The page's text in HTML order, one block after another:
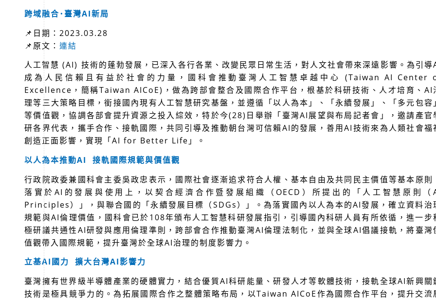
跨域融合･臺灣AI新局
📌日期：2023.03.28
📌原文： 連結
人工智慧 (AI) 技術的蓬勃發展，已深入各行各業、改變民眾日常生活，對人文社會帶來深遠影響。為引導
成為人民信賴且有益於社會的力量，國科會推動臺灣人工智慧卓越中心
(Taiwan AI Center
Excellence ，簡稱Taiwan AICoE) ，做為跨部會整合及國際合作平台，根基於科研技術、人才培育、 AI
理等三大策略目標，銜接國內現有人工智慧研究基盤，並遵循「以人為本」、「永續發展」、「多元包容
等價值觀，協調各部會提升資源之投入綜效，特於今(28) 日舉辦「臺灣AI展望與布局記者會」，邀請產官
研各界代表，攜手合作、接軌國際，共同引導及推動朝台灣可信賴AI的發展，善用AI技術來為人類社會福
創造正面影響，實現「AI for Better Life 」。
以人為本推動AI 接軌國際規範與價值觀
行政院政委兼國科會主委吳政忠表示，國際社會逐漸追求符合人權、基本自由及共同民主價值等基本原則
落實於AI 的發展與使用上，以契合經濟合作暨發展組織（ OECD ）所提出的「人工智慧原則（
Principles）」，與聯合國的「永續發展目標（SDGs）」。為落實國內以人為本的AI發展，確立資料治
規範與AI倫理價值，國科會已於108年頒布人工智慧科研發展指引，引導國內科研人員有所依循，進一步
極研議共通性AI研發與應用倫理準則，跨部會合作推動臺灣AI倫理法制化，並與全球AI倡議接軌，將臺灣
值觀帶入國際規範，提升臺灣於全球AI治理的制度影響力。
立基AI國力 擴大台灣AI影響力
臺灣擁有世界級半導體產業的硬體實力，結合優質AI科研能量、研發人才等軟體技術，接軌全球AI新興關
技術是極具競爭力的。為拓展國際合作之整體策略布局，以Taiwan AICoE作為國際合作平台，提升交流